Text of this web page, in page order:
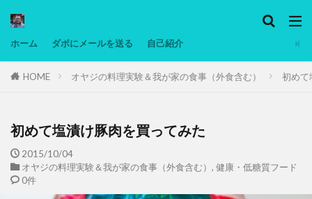
ホーム ダボにメールを送る 自己紹介
HOME オヤジの料理実験＆我が家の食事（外食含む） 初めて
初めて塩漬け豚肉を買ってみた
2015/10/04
オヤジの料理実験＆我が家の食事（外食含む） , 健康・低糖質フード
0件
タグ
マレーシア動画
ヨーグルト
備忘録
動画 日本人村社会 脱水シート